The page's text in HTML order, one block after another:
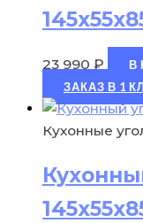
23 990 ₽
В
ЗАКАЗ В 1
Кухонные